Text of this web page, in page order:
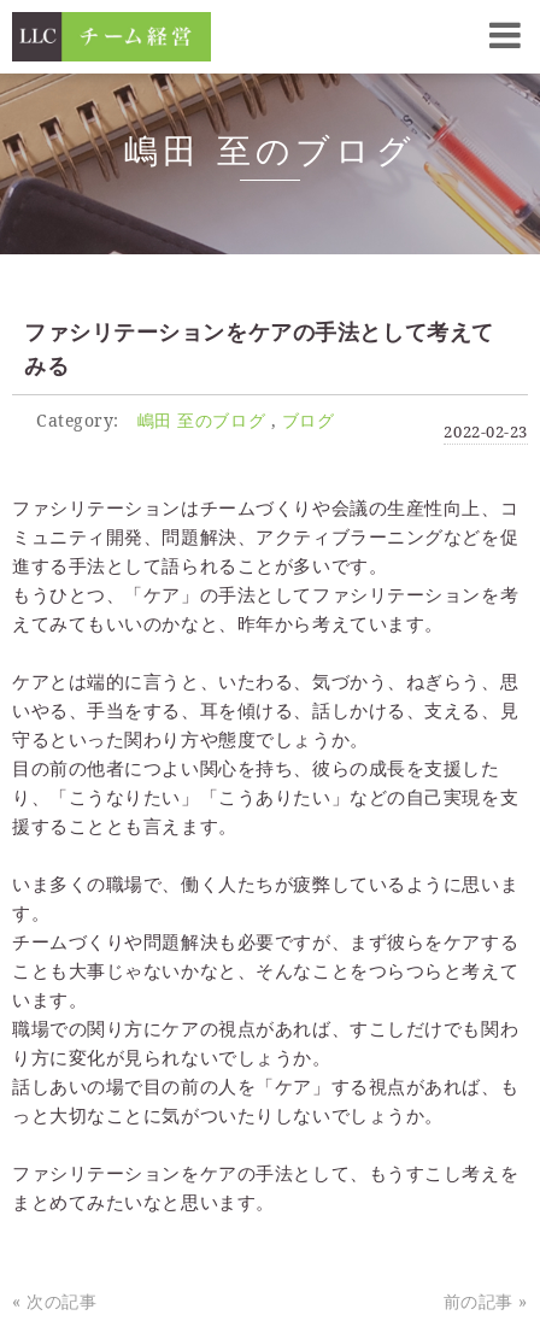
嶋田 至のブログ
ファシリテーションをケアの手法として考えて
みる
Category: 嶋田 至のブログ ブログ 2022-02-23
ファシリテーションはチームづくりや会議の生産性向上、コ
ミュニティ開発、問題解決、アクティブラーニングなどを促
進する手法として語られることが多いです。
もうひとつ、「ケア」の手法としてファシリテーションを考
えてみてもいいのかなと、昨年から考えています。
ケアとは端的に言うと、いたわる、気づかう、ねぎらう、思
いやる、手当をする、耳を傾ける、話しかける、支える、見
守るといった関わり方や態度でしょうか。
目の前の他者につよい関心を持ち、彼らの成長を支援した
り、「こうなりたい」「こうありたい」などの自己実現を支
援することとも言えます。
いま多くの職場で、働く人たちが疲弊しているように思いま
す。
チームづくりや問題解決も必要ですが、まず彼らをケアする
ことも大事じゃないかなと、そんなことをつらつらと考えて
います。
職場での関り方にケアの視点があれば、すこしだけでも関わ
り方に変化が見られないでしょうか。
話しあいの場で目の前の人を「ケア」する視点があれば、も
っと大切なことに気がついたりしないでしょうか。
ファシリテーションをケアの手法として、もうすこし考えを
まとめてみたいなと思います。
« 次の記事 前の記事 »